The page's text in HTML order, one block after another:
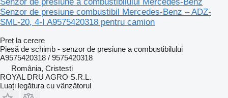
Senzor de presiune combustibil Mercedes-Benz – ADZ-
SML-20, 4-I A9575420318 pentru camion
Preț la cerere
Piesă de schimb - senzor de presiune a combustibilului
A9575420318 / 9575420318
România, Cristesti
ROYAL DRU AGRO S.R.L.
Luați legătura cu vânzătorul